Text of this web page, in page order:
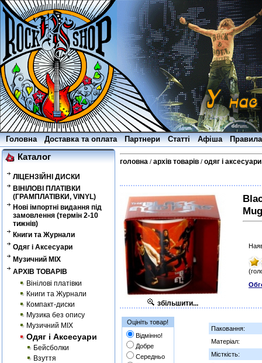
Головна Доставка та оплата Партнери Статті Афіша
Каталог
ЛІЦЕНЗІЙНІ ДИСКИ
ВІНІЛОВІ ПЛАТІВКИ
(ГРАМПЛАТІВКИ, VINYL)
Нові імпортні видання під
замовлення (термін 2-10
тижнів)
Книги та Журнали
Одяг і Аксесуари
Музичний MIX
АРХІВ ТОВАРІВ
Вінілові платівки
Книги та Журнали
Компакт-диски
Музика без опису
Музичний MIX
Одяг і Аксесуари
Бейсболки
Взуття
головна / архів товарів / одяг і аксесуари
збільшити...
Оцініть товар!
Відмінно!
Добре
Середньо
Паковання:
Матеріал:
Місткість: